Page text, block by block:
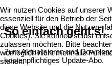
So einfach geht's!
Zum Aktualisieren und
kostenpflichtiges Update-Abo.
Wir nutzen Cookies auf unserer
essenziell für den Betrieb der
diese Website und die
Cookies). Sie können selbst
zulassen möchten. Bitte
womöglich nicht mehr alle
stehen.